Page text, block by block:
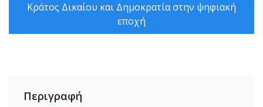
Κράτος Δικαίου και Δημοκρατία στην ψηφιακή
εποχή
Περιγραφή